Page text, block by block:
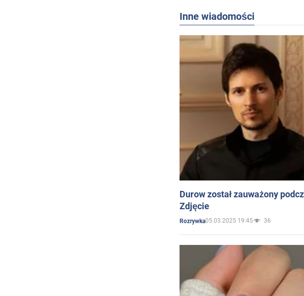
Inne wiadomości
Durow został zauważony
Zdjęcie
Rozrywka05.03.2025 19:45 36